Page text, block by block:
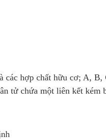
hợp chất hữu cơ; A,
tử chứa một liên kết